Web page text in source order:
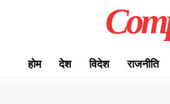
होम देश विदेश राजनीति